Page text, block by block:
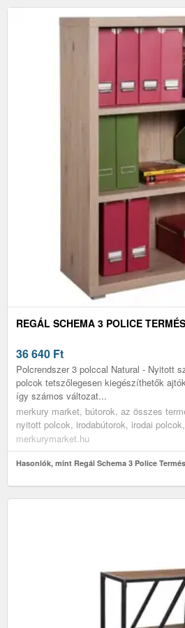
REGÁL SCHEMA 3 POLICE
36 640 Ft
Polcrendszer 3 polccal Natural - Nyitott
polcok tetszőlegesen kiegészíthetők
így számos változat...
merkury market, bútorok, az összes
nyitott polcok, irodabútorok, irodai
könyves polcok gyerekszobába
merkurymarket.hu
Hasonlók, mint Regál Schema 3 Police